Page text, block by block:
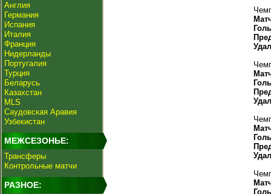
Англия
Германия
Испания
Италия
Франция
Нидерланды
Португалия
Турция
Беларусь
Казахстан
MLS
Саудовская Аравия
Узбекистан
МЕЖСЕЗОНЬЕ:
Трансферы
Контрольные матчи
РАЗНОЕ: